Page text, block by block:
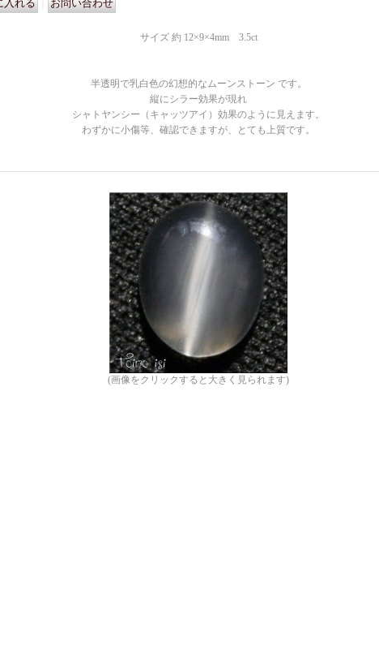
サイズ 約 12×9×4mm 3.5ct
半透明で乳白色の幻想的なムーンストーン です。
縦にシラー効果が現れ
シャトヤンシー（キャッツアイ）効果のように見えます。
わずかに小傷等、確認できますが、とても上質です。
(画像をクリックすると大きく見られます)